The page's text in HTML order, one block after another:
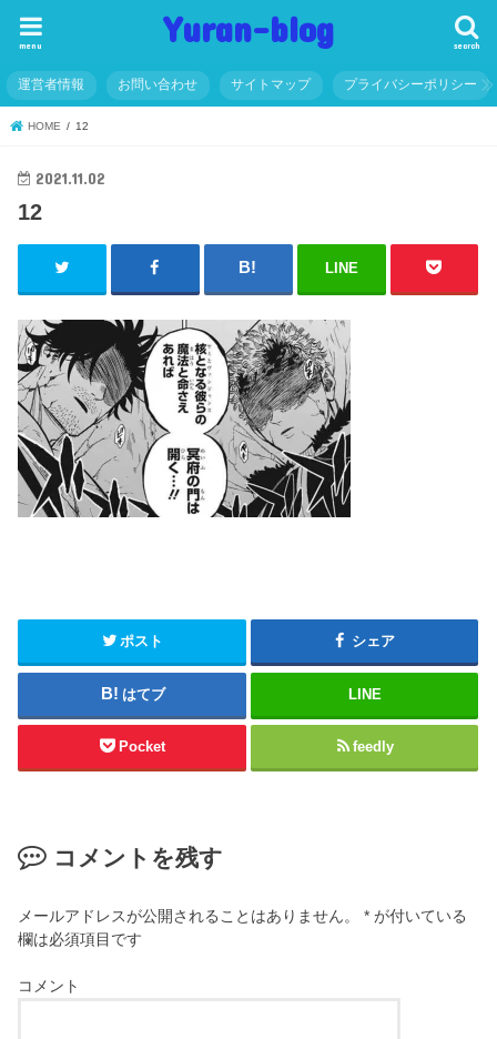
Yuran-blog search
menu
運営者情報 お問い合わせ サイトマップ プライバシーポリシー
HOME 12
2021.11.02
12
LINE
ポスト シェア
はてブ LINE
Pocket feedly
コメントを残す
メールアドレスが公開されることはありません。 * が付いている
欄は必須項目です
コメント